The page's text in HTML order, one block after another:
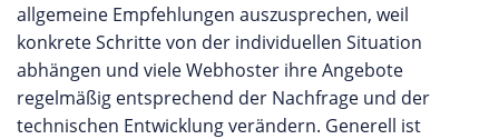
allgemeine Empfehlungen auszusprechen, weil
konkrete Schritte von der individuellen Situation
abhängen und viele Webhoster ihre Angebote
regelmäßig entsprechend der Nachfrage und der
technischen Entwicklung verändern. Generell ist